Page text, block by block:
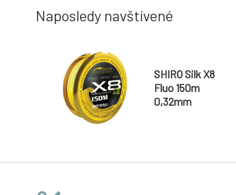
Naposledy navštívené
SHIRO Silk X8
Fluo 150m
0,32mm